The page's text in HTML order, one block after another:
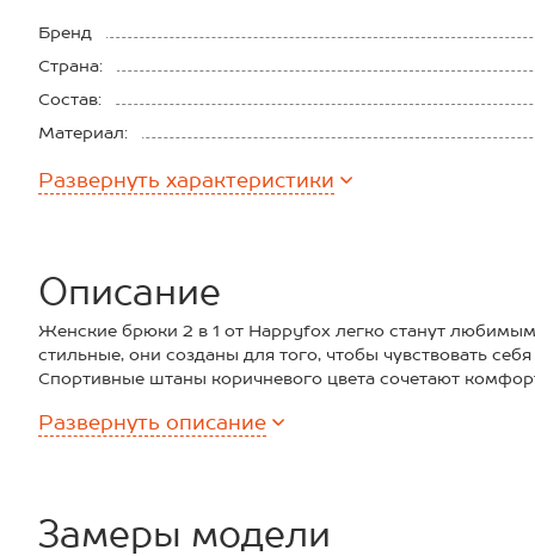
Бренд
Страна:
Состав:
Материал:
Развернуть характеристики
Описание
Женские брюки 2 в 1 от Happyfox легко станут
стильные, они созданы для того, чтобы чувствовать
Спортивные штаны коричневого цвета сочетают
Преимущества:
– утяжка со стопперами по низу позволяет легко
джоггеры;
Развернуть описание
Замеры модели